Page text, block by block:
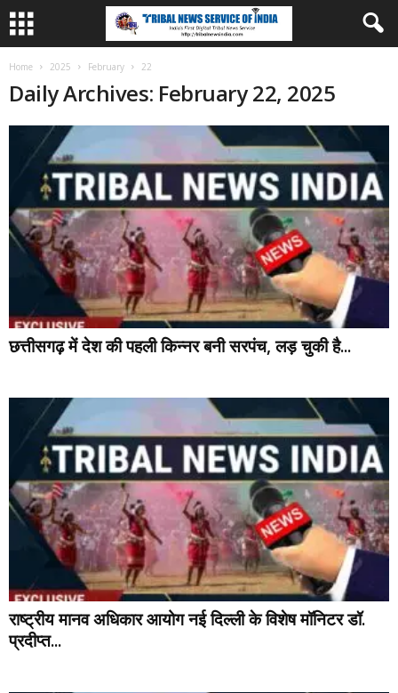
Home 2025 February 22
Daily Archives: February 22, 2025
छत्तीसगढ़ में देश की पहली किन्नर बनी सरपंच, लड़ चुकी है...
राष्ट्रीय मानव अधिकार आयोग नई दिल्ली के विशेष मॉनिटर डॉ.
प्रदीप्त...